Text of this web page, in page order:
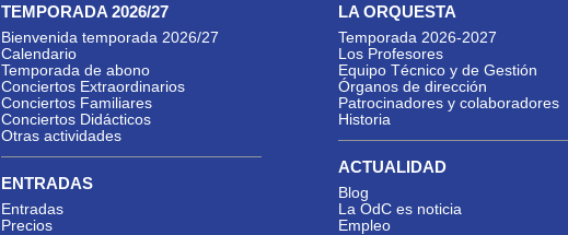
TEMPORADA 2026/27
Bienvenida temporada 2026/27
Calendario
Temporada de abono
Conciertos Extraordinarios
Conciertos Familiares
Conciertos Didácticos
Otras actividades
ENTRADAS
Entradas
Precios
LA ORQUESTA
Temporada 2026-2027
Los Profesores
Equipo Técnico y de Gestión
Órganos de dirección
Patrocinadores y colaboradores
Historia
ACTUALIDAD
Blog
La OdC es noticia
Empleo